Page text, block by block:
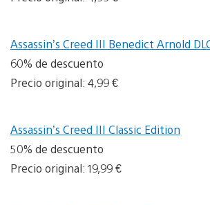
Assassin’s Creed III Benedict Arnold
60% de descuento
Precio original: 4,99 €
Assassin’s Creed III Classic Edition
50% de descuento
Precio original: 19,99 €